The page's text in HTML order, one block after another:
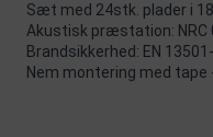
Sæt med 24stk. plader i
Akustisk præstation: NRC
Brandsikkerhed: EN
Nem montering med tape